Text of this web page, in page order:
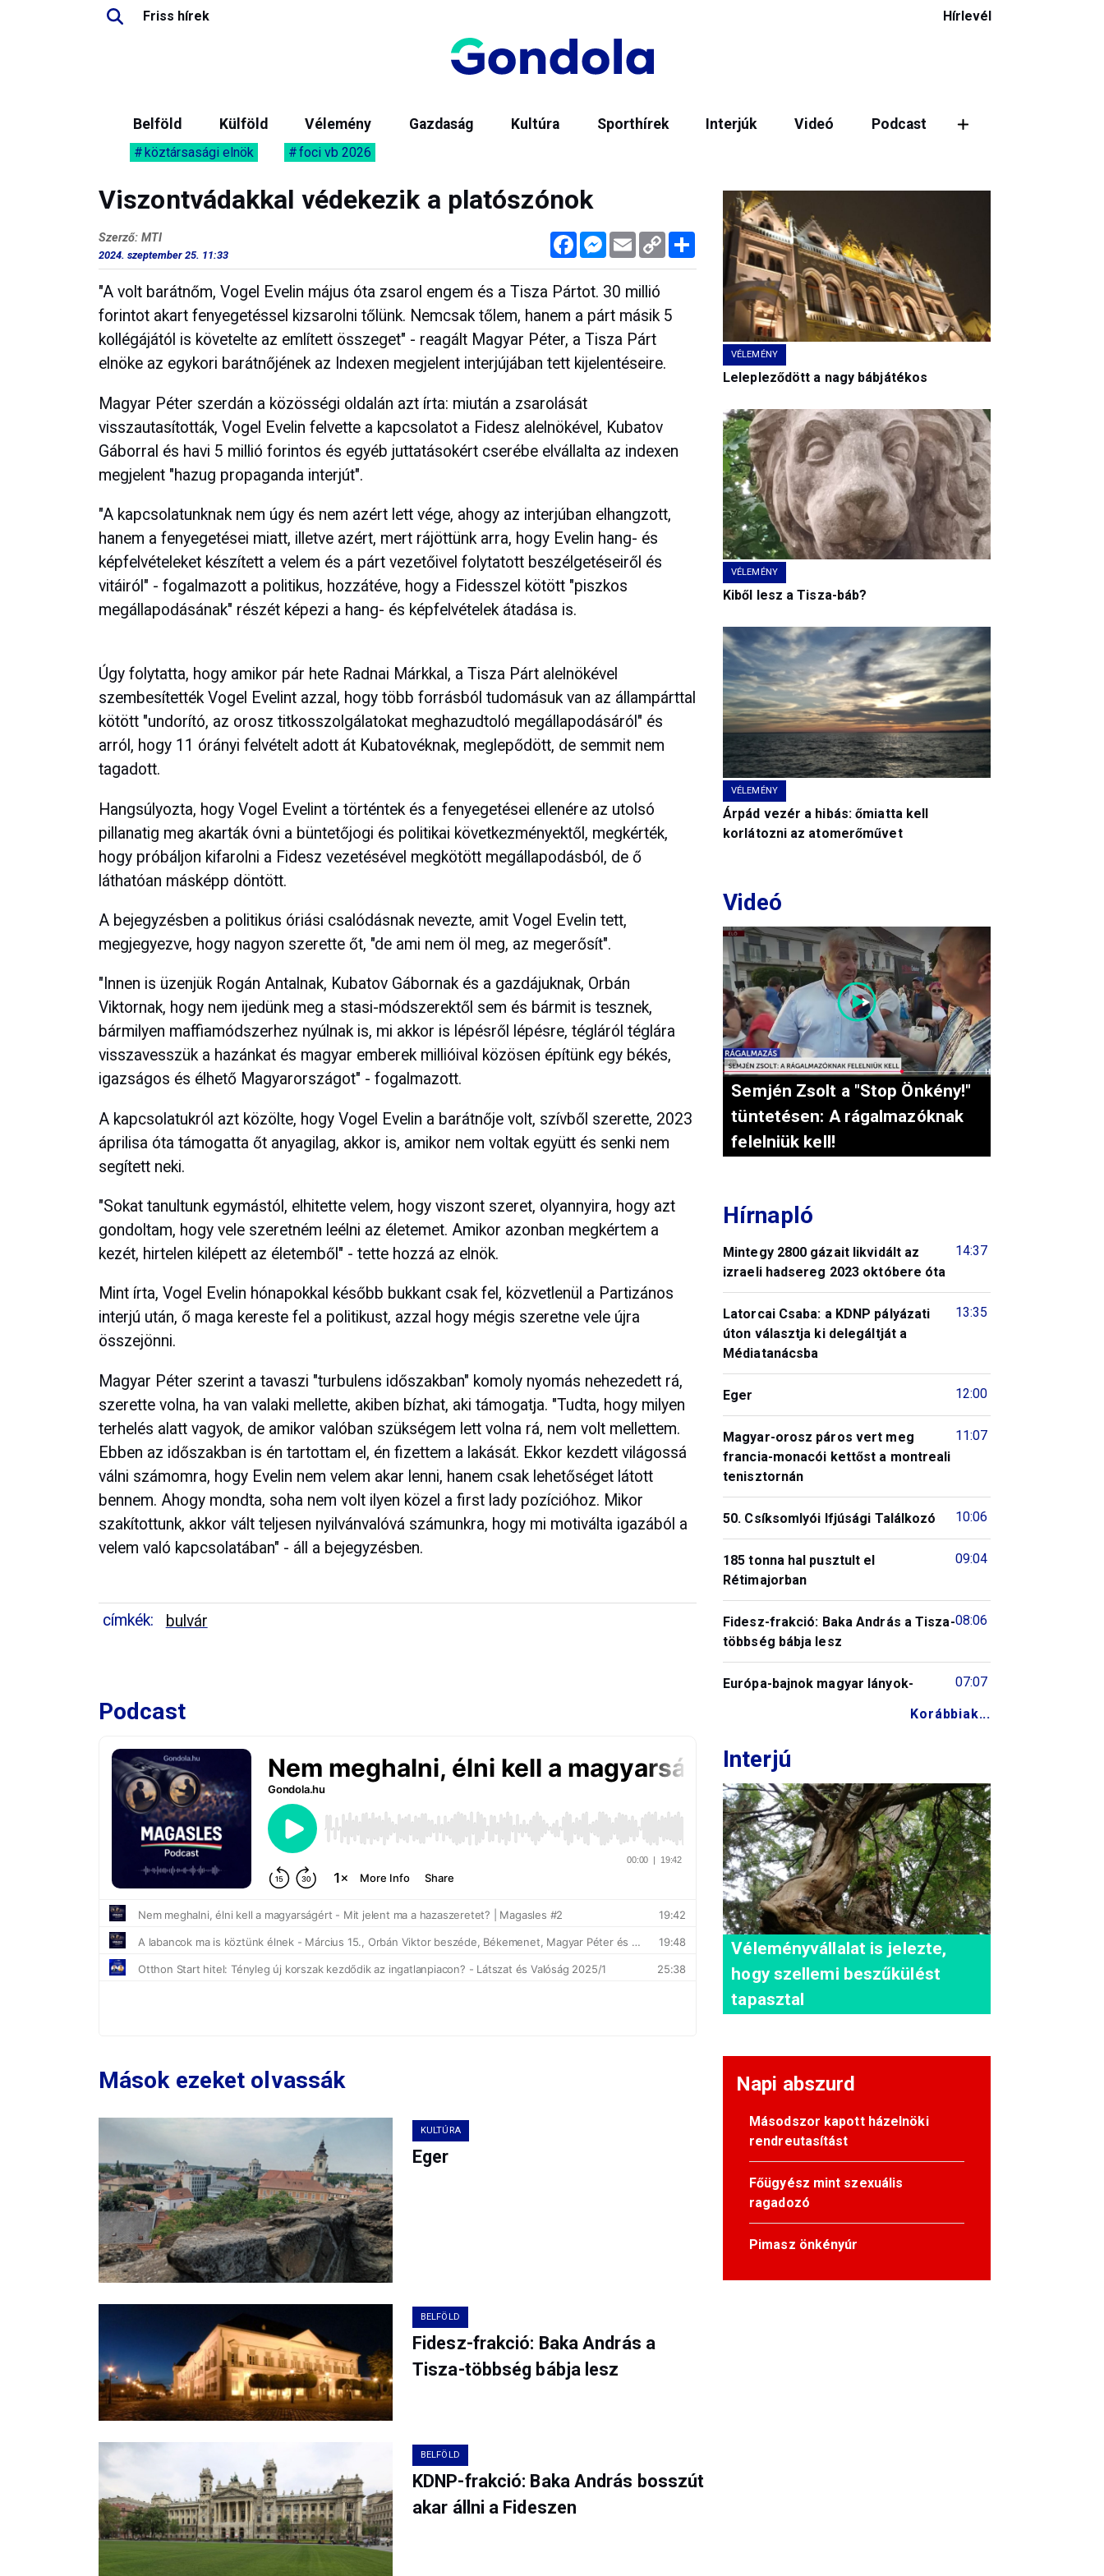
Friss hírek Hírlevél
Belföld Külföld Vélemény Gazdaság Kultúra Sporthírek Interjúk Videó Podcast
köztársasági elnök foci vb 2026
Viszontvádakkal védekezik a platószónok
FacebookMessenger
Email Copy
Link
Megosztás
Szerző: MTI
2024. szeptember 25. 11:33
"A volt barátnőm, Vogel Evelin május óta zsarol engem és a Tisza Pártot. 30 millió
forintot akart fenyegetéssel kizsarolni tőlünk. Nemcsak tőlem, hanem a párt másik 5
kollégájától is követelte az említett összeget" - reagált Magyar Péter, a Tisza Párt
elnöke az egykori barátnőjének az Indexen megjelent interjújában tett kijelentéseire.
Magyar Péter szerdán a közösségi oldalán azt írta: miután a zsarolását
visszautasították, Vogel Evelin felvette a kapcsolatot a Fidesz alelnökével, Kubatov
Gáborral és havi 5 millió forintos és egyéb juttatásokért cserébe elvállalta az indexen
megjelent "hazug propaganda interjút".
"A kapcsolatunknak nem úgy és nem azért lett vége, ahogy az interjúban elhangzott,
hanem a fenyegetései miatt, illetve azért, mert rájöttünk arra, hogy Evelin hang- és
képfelvételeket készített a velem és a párt vezetőivel folytatott beszélgetéseiről és
vitáiról" - fogalmazott a politikus, hozzátéve, hogy a Fidesszel kötött "piszkos
megállapodásának" részét képezi a hang- és képfelvételek átadása is.
Úgy folytatta, hogy amikor pár hete Radnai Márkkal, a Tisza Párt alelnökével
szembesítették Vogel Evelint azzal, hogy több forrásból tudomásuk van az állampárttal
kötött "undorító, az orosz titkosszolgálatokat meghazudtoló megállapodásáról" és
arról, hogy 11 órányi felvételt adott át Kubatovéknak, meglepődött, de semmit nem
tagadott.
Hangsúlyozta, hogy Vogel Evelint a történtek és a fenyegetései ellenére az utolsó
pillanatig meg akarták óvni a büntetőjogi és politikai következményektől, megkérték,
hogy próbáljon kifarolni a Fidesz vezetésével megkötött megállapodásból, de ő
láthatóan másképp döntött.
A bejegyzésben a politikus óriási csalódásnak nevezte, amit Vogel Evelin tett,
megjegyezve, hogy nagyon szerette őt, "de ami nem öl meg, az megerősít".
"Innen is üzenjük Rogán Antalnak, Kubatov Gábornak és a gazdájuknak, Orbán
Viktornak, hogy nem ijedünk meg a stasi-módszerektől sem és bármit is tesznek,
bármilyen maffiamódszerhez nyúlnak is, mi akkor is lépésről lépésre, tégláról téglára
visszavesszük a hazánkat és magyar emberek millióival közösen építünk egy békés,
igazságos és élhető Magyarországot" - fogalmazott.
A kapcsolatukról azt közölte, hogy Vogel Evelin a barátnője volt, szívből szerette, 2023
áprilisa óta támogatta őt anyagilag, akkor is, amikor nem voltak együtt és senki nem
segített neki.
"Sokat tanultunk egymástól, elhitette velem, hogy viszont szeret, olyannyira, hogy azt
gondoltam, hogy vele szeretném leélni az életemet. Amikor azonban megkértem a
kezét, hirtelen kilépett az életemből" - tette hozzá az elnök.
Mint írta, Vogel Evelin hónapokkal később bukkant csak fel, közvetlenül a Partizános
interjú után, ő maga kereste fel a politikust, azzal hogy mégis szeretne vele újra
összejönni.
Magyar Péter szerint a tavaszi "turbulens időszakban" komoly nyomás nehezedett rá,
szerette volna, ha van valaki mellette, akiben bízhat, aki támogatja. "Tudta, hogy milyen
terhelés alatt vagyok, de amikor valóban szükségem lett volna rá, nem volt mellettem.
Ebben az időszakban is én tartottam el, én fizettem a lakását. Ekkor kezdett világossá
válni számomra, hogy Evelin nem velem akar lenni, hanem csak lehetőséget látott
bennem. Ahogy mondta, soha nem volt ilyen közel a first lady pozícióhoz. Mikor
szakítottunk, akkor vált teljesen nyilvánvalóvá számunkra, hogy mi motiválta igazából a
velem való kapcsolatában" - áll a bejegyzésben.
címkék: bulvár
Podcast
Mások ezeket olvassák
KULTÚRA
Eger
BELFÖLD
Fidesz-frakció: Baka András a
Tisza-többség bábja lesz
BELFÖLD
KDNP-frakció: Baka András bosszút
akar állni a Fideszen
VÉLEMÉNY
Lelepleződött a nagy bábjátékos
VÉLEMÉNY
Kiből lesz a Tisza-báb?
VÉLEMÉNY
Árpád vezér a hibás: őmiatta kell
korlátozni az atomerőművet
Videó
Semjén Zsolt a "Stop Önkény!"
tüntetésen: A rágalmazóknak
felelniük kell!
Hírnapló
14:37
Mintegy 2800 gázait likvidált az
izraeli hadsereg 2023 októbere óta
13:35
Latorcai Csaba: a KDNP pályázati
úton választja ki delegáltját a
Médiatanácsba
12:00
Eger
11:07
Magyar-orosz páros vert meg
francia-monacói kettőst a montreali
tenisztornán
10:06
50. Csíksomlyói Ifjúsági Találkozó
09:04
185 tonna hal pusztult el
Rétimajorban
08:06
Fidesz-frakció: Baka András a Tisza-
többség bábja lesz
07:07
Európa-bajnok magyar lányok-
Korábbiak...
Interjú
Véleményvállalat is jelezte,
hogy szellemi beszűkülést
tapasztal
Napi abszurd
Másodszor kapott házelnöki
rendreutasítást
Főügyész mint szexuális
ragadozó
Pimasz önkényúr